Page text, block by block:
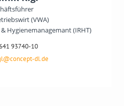
(VWA)
Hygienemanagemant (IRHT)
93740-10
dl.de